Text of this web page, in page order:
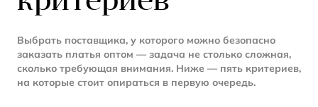
Выбрать поставщика, у которого можно безопасно
заказать платья оптом — задача не столько сложная,
сколько требующая внимания. Ниже — пять критериев,
на которые стоит опираться в первую очередь.